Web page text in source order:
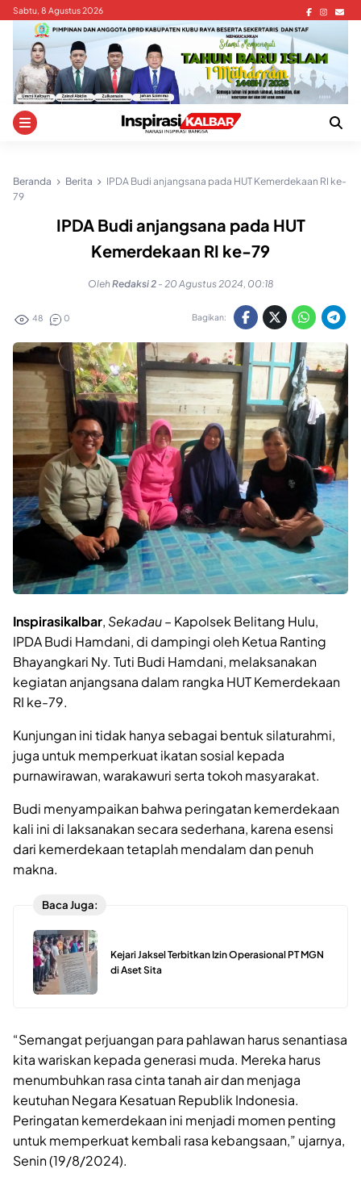
Skip
content
Sabtu, 8 Agustus 2026
Beranda Berita
IPDA Budi anjangsana pada HUT Kemerdekaan RI ke-
79
IPDA Budi anjangsana pada HUT
Kemerdekaan RI ke-79
OlehRedaksi 2 - 20 Agustus 2024, 00:18
48 0 Bagikan:
Inspirasikalbar,Sekadau– Kapolsek Belitang Hulu,
IPDA Budi Hamdani, di dampingi oleh Ketua Ranting
Bhayangkari Ny. Tuti Budi Hamdani, melaksanakan
kegiatan anjangsana dalam rangka HUT Kemerdekaan
RI ke-79.
Kunjungan ini tidak hanya sebagai bentuk silaturahmi,
juga untuk memperkuat ikatan sosial kepada
purnawirawan, warakawuri serta tokoh masyarakat.
Budi menyampaikan bahwa peringatan kemerdekaan
kali ini di laksanakan secara sederhana, karena esensi
dari kemerdekaan tetaplah mendalam dan penuh
makna.
Baca Juga:
Kejari Jaksel Terbitkan Izin Operasional PT MGN
di Aset Sita
“Semangat perjuangan para pahlawan harus senantiasa
kita wariskan kepada generasi muda. Mereka harus
menumbuhkan rasa cinta tanah air dan menjaga
keutuhan Negara Kesatuan Republik Indonesia.
Peringatan kemerdekaan ini menjadi momen penting
untuk memperkuat kembali rasa kebangsaan,” ujarnya,
Senin (19/8/2024).